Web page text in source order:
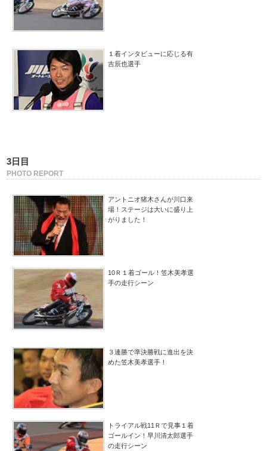
１着インタビューに応じる有
吉辰也選手
3日目
PHOTO REPORT
アントニオ猪木さんが川口来
場！ステージは大いに盛り上
がりました！
10Ｒ１着ゴール！笠木美孝選
手の走行シーン
３連勝で準決勝戦に進出を決
めた笠木美孝選手！
トライアル戦11Ｒで見事１着
ゴールイン！早川清太郎選手
の走行シーン